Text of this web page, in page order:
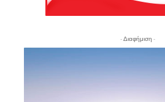
- Διαφήμιση -